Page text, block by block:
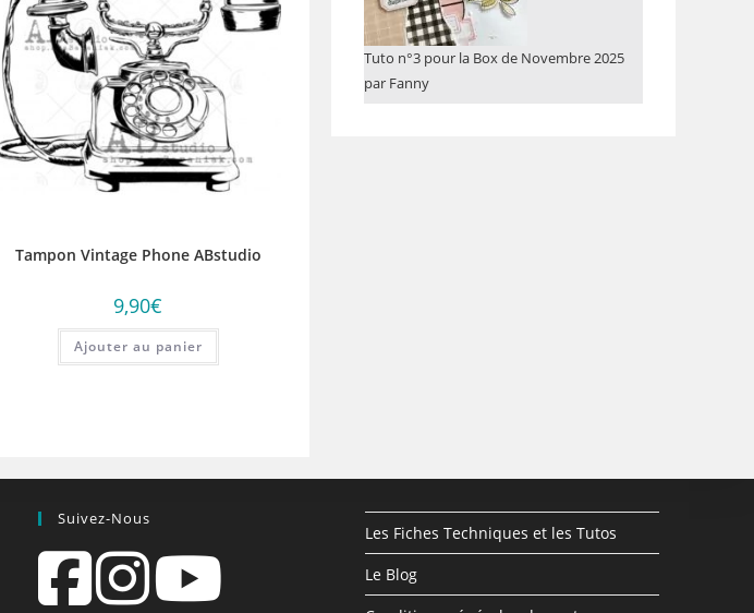
Tampon Vintage Phone ABstudio
9,90€
Ajouter au panier
Tuto n°3 pour la Box de Novembre 2025
par Fanny
Suivez-Nous
Les Fiches Techniques et les Tutos
Le Blog